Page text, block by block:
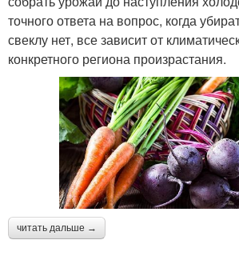
точного ответа на вопрос, когда
свеклу нет, все зависит от
конкретного региона произрастания.
читать дальше →